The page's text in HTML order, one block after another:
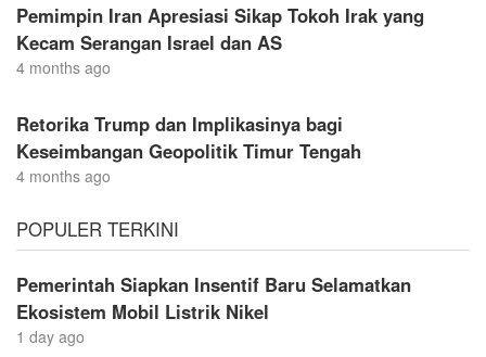
Pemimpin Iran Apresiasi Sikap Tokoh Irak yang
Kecam Serangan Israel dan AS
4 months ago
Retorika Trump dan Implikasinya bagi
Keseimbangan Geopolitik Timur Tengah
4 months ago
POPULER TERKINI
Pemerintah Siapkan Insentif Baru Selamatkan
Ekosistem Mobil Listrik Nikel
1 day ago